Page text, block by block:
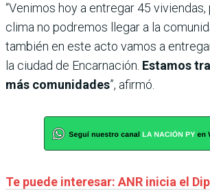
“Venimos hoy a entregar 45 viviendas,
clima no podremos llegar a la
también en este acto vamos a
la ciudad de Encarnación. Estamos
más comunidades”, afirmó.
Te puede interesar: ANR inicia el